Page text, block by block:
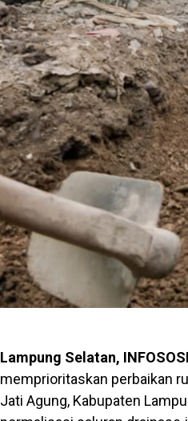
Lampung Selatan,
memprioritaskan perbaikan
Jati Agung, Kabupaten